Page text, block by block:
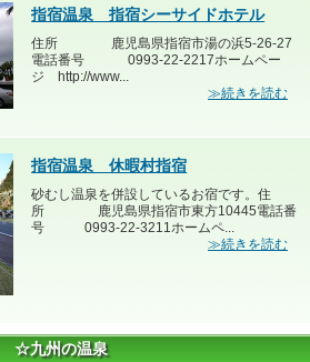
指宿温泉 指宿シーサイドホテル
住所 鹿児島県指宿市湯の浜5-26-27
電話番号 0993-22-2217ホームペー
ジ http://www...
≫続きを読む
指宿温泉 休暇村指宿
砂むし温泉を併設しているお宿です。住
所 鹿児島県指宿市東方10445電話番
号 0993-22-3211ホームペ...
≫続きを読む
☆九州の温泉